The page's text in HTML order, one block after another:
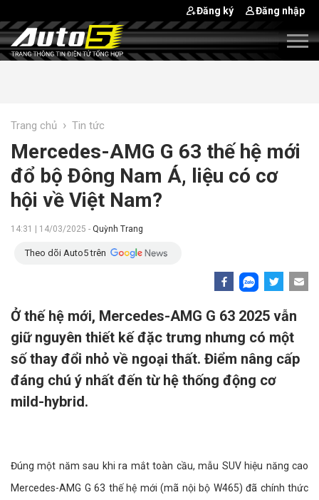
Đăng ký Đăng nhập
Trang chủ › Tin tức
Mercedes-AMG G 63 thế hệ mới
đổ bộ Đông Nam Á, liệu có cơ
hội về Việt Nam?
14:31 | 14/03/2025 - Quỳnh Trang
Theo dõi Auto5 trên
Ở thế hệ mới, Mercedes-AMG G 63 2025 vẫn
giữ nguyên thiết kế đặc trưng nhưng có một
số thay đổi nhỏ về ngoại thất. Điểm nâng cấp
đáng chú ý nhất đến từ hệ thống động cơ
mild-hybrid.
Đúng một năm sau khi ra mắt toàn cầu, mẫu SUV hiệu năng cao
Mercedes-AMG G 63 thế hệ mới (mã nội bộ W465) đã chính thức